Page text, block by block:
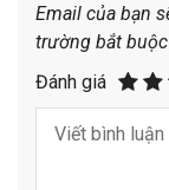
Email của bạn
trường bắt
Đánh giá